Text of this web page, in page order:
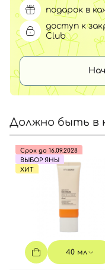
подарок в
доступ к
Club
Должно быть в
Срок до 16.09.2028
ВЫБОР ЯНЫ
ХИТ
40 мл